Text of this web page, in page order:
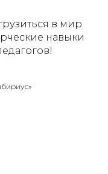
в мир
навыки